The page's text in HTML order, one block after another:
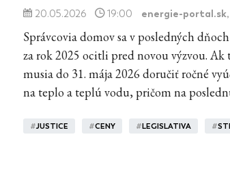
20.05.2026 19:00 energie-portal.sk
Správcovia domov sa v posledných
za rok 2025 ocitli pred novou výzvou.
musia do 31. mája 2026 doručiť ročné
na teplo a teplú vodu, pričom na
#JUSTICE #CENY #LEGISLATIVA #